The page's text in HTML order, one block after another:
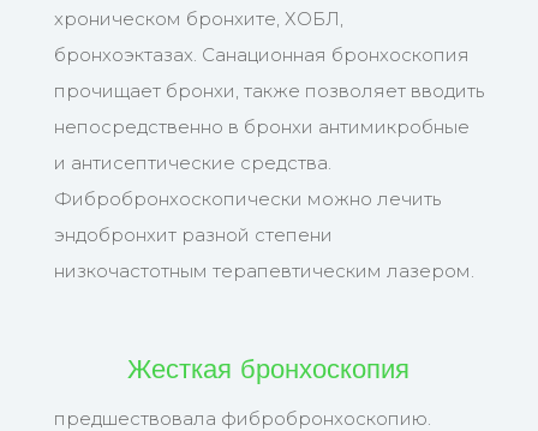
хроническом бронхите, ХОБЛ,
бронхоэктазах. Санационная бронхоскопия
прочищает бронхи, также позволяет вводить
непосредственно в бронхи антимикробные
и антисептические средства.
Фибробронхоскопически можно лечить
эндобронхит разной степени
низкочастотным терапевтическим лазером.
Жесткая бронхоскопия
предшествовала фибробронхоскопию.